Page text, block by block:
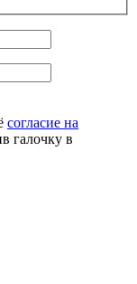
согласие на
галочку в